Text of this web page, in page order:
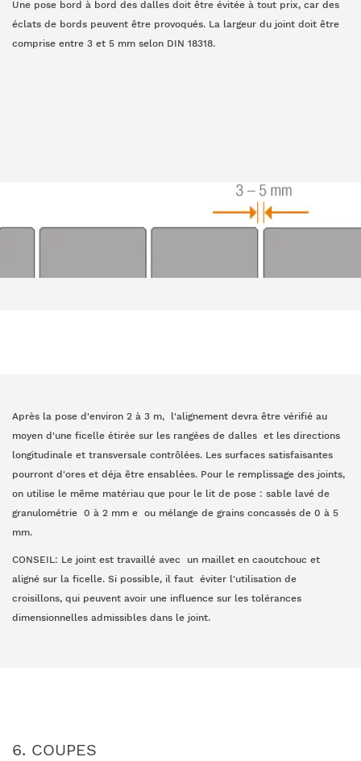
Une pose bord à bord des dalles doit être évitée à tout prix, car des
éclats de bords peuvent être provoqués. La largeur du joint doit être
comprise entre 3 et 5 mm selon DIN 18318.
Après la pose d'environ 2 à 3 m, l'alignement devra être vérifié au
moyen d'une ficelle étirée sur les rangées de dalles et les directions
longitudinale et transversale contrôlées. Les surfaces satisfaisantes
pourront d'ores et déja être ensablées. Pour le remplissage des joints,
on utilise le même matériau que pour le lit de pose : sable lavé de
granulométrie 0 à 2 mm e ou mélange de grains concassés de 0 à 5
mm.
CONSEIL: Le joint est travaillé avec un maillet en caoutchouc et
aligné sur la ficelle. Si possible, il faut éviter l'utilisation de
croisillons, qui peuvent avoir une influence sur les tolérances
dimensionnelles admissibles dans le joint.
6. COUPES